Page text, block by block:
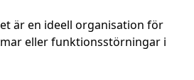
är en ideell organisation för
eller funktionsstörningar i